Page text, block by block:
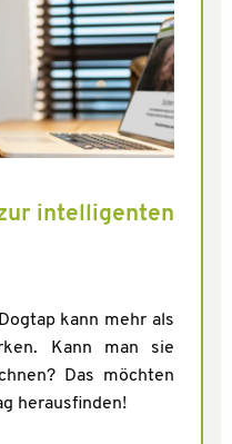
intelligenten
kann mehr als
Kann man sie
Das möchten
herausfinden!